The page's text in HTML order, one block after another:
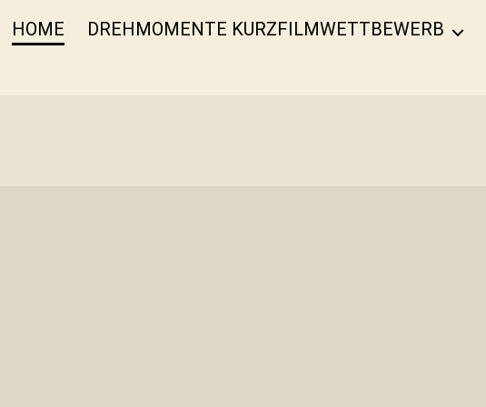
HOME DREHMOMENTE KURZFILMWETTBEWERB